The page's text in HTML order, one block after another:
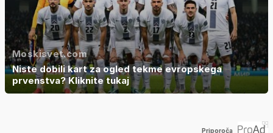
Moskisvet.com
Niste dobili kart za ogled tekme evropskega
prvenstva? Kliknite tukaj
Priporoča